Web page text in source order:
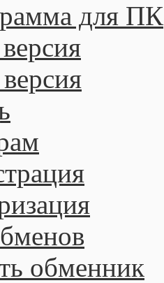
для ПК
обменник